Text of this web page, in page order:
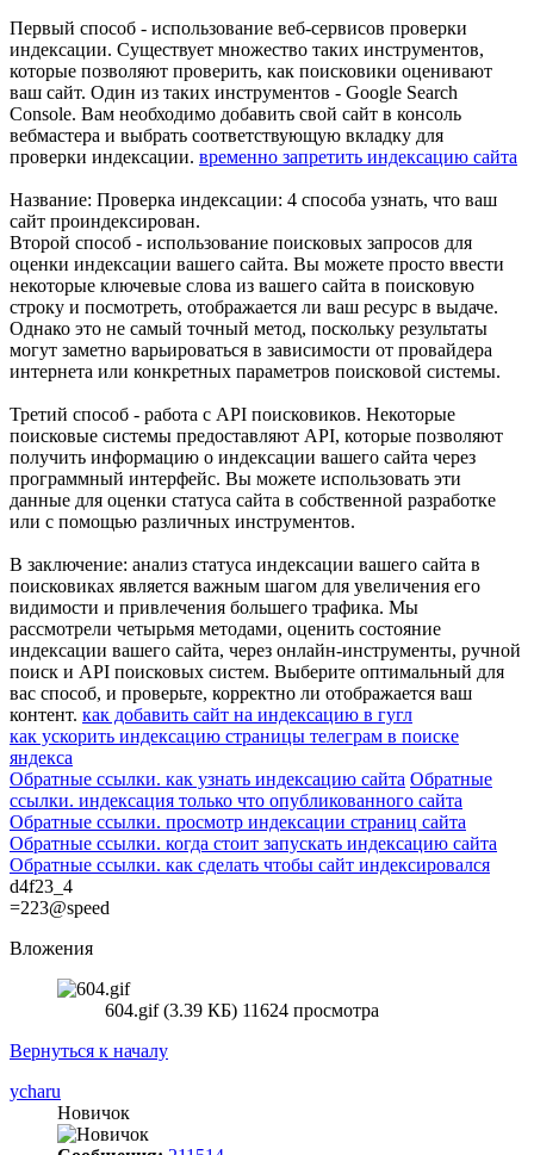
Первый способ - использование веб-сервисов проверки
индексации. Существует множество таких инструментов,
которые позволяют проверить, как поисковики оценивают
ваш сайт. Один из таких инструментов - Google Search
Console. Вам необходимо добавить свой сайт в консоль
вебмастера и выбрать соответствующую вкладку для
проверки индексации. временно запретить индексацию сайта
Название: Проверка индексации: 4 способа узнать, что ваш
сайт проиндексирован.
Второй способ - использование поисковых запросов для
оценки индексации вашего сайта. Вы можете просто ввести
некоторые ключевые слова из вашего сайта в поисковую
строку и посмотреть, отображается ли ваш ресурс в выдаче.
Однако это не самый точный метод, поскольку результаты
могут заметно варьироваться в зависимости от провайдера
интернета или конкретных параметров поисковой системы.
Третий способ - работа с API поисковиков. Некоторые
поисковые системы предоставляют API, которые позволяют
получить информацию о индексации вашего сайта через
программный интерфейс. Вы можете использовать эти
данные для оценки статуса сайта в собственной разработке
или с помощью различных инструментов.
В заключение: анализ статуса индексации вашего сайта в
поисковиках является важным шагом для увеличения его
видимости и привлечения большего трафика. Мы
рассмотрели четырьмя методами, оценить состояние
индексации вашего сайта, через онлайн-инструменты, ручной
поиск и API поисковых систем. Выберите оптимальный для
вас способ, и проверьте, корректно ли отображается ваш
контент. как добавить сайт на индексацию в гугл
как ускорить индексацию страницы телеграм в поиске
яндекса
Обратные ссылки. как узнать индексацию сайта Обратные
ссылки. индексация только что опубликованного сайта
Обратные ссылки. просмотр индексации страниц сайта
Обратные ссылки. когда стоит запускать индексацию сайта
Обратные ссылки. как сделать чтобы сайт индексировался
d4f23_4
=223@speed
Вложения
604.gif (3.39 КБ) 11624 просмотра
Вернуться к началу
ycharu
Новичок